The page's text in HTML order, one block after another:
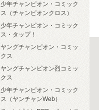
少年チャンピオン・コミック
ス（チャンピオンクロス）
少年チャンピオン・コミック
ス・タップ！
ヤングチャンピオン・コミッ
クス
ヤングチャンピオン烈コミッ
クス
少年チャンピオン・コミック
ス（ヤンチャンWeb）